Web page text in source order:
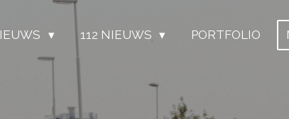
112 NIEUWS PORTFOLIO